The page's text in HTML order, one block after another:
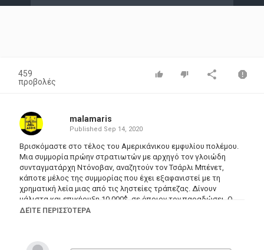
459
προβολές
malamaris
Published Sep 14, 2020
Βρισκόμαστε στο τέλος του Αμερικάνικου εμφυλίου πολέμου.
Μια συμμορία πρώην στρατιωτών με αρχηγό τον γλοιώδη
συνταγματάρχη Ντόνοβαν, αναζητούν τον Τσάρλι Μπένετ,
κάποτε μέλος της συμμορίας που έχει εξαφανιστεί με τη
χρηματική λεία μιας από τις ληστείες τράπεζας. Δίνουν
μάλιστα και επικήρυξη 10.000$, σε όποιον τον παραδώσει. Ο
κυνηγός επικηρυγμένων Κίλλερ Τζό, δεν θα μπορούσε να βρει
Σκηνοθέτης: Mario Gariazzo
ΔΕΊΤΕ ΠΕΡΙΣΣΌΤΕΡΑ